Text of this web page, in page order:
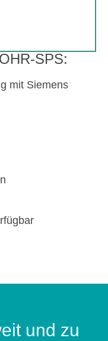
SPS:
mit Siemens
und zu